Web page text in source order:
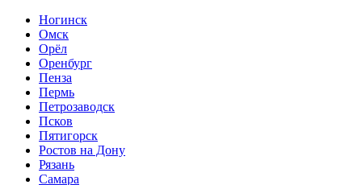
Ногинск
Омск
Орёл
Оренбург
Пенза
Пермь
Петрозаводск
Псков
Пятигорск
Ростов на Дону
Рязань
Самара